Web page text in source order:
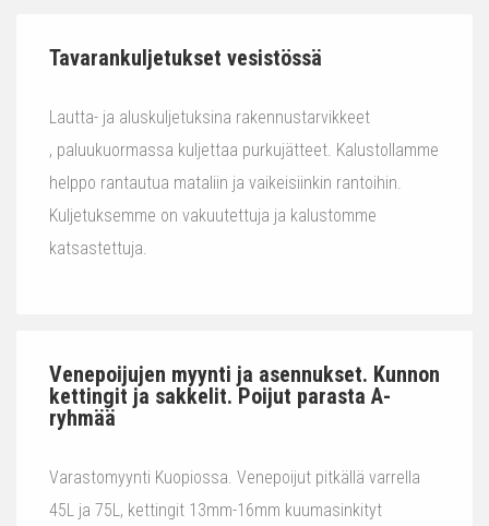
Tavarankuljetukset vesistössä
Lautta- ja aluskuljetuksina rakennustarvikkeet
, paluukuormassa kuljettaa purkujätteet. Kalustollamme
helppo rantautua mataliin ja vaikeisiinkin rantoihin.
Kuljetuksemme on vakuutettuja ja kalustomme
katsastettuja.
Venepoijujen myynti ja asennukset. Kunnon
kettingit ja sakkelit. Poijut parasta A-
ryhmää
Varastomyynti Kuopiossa. Venepoijut pitkällä varrella
45L ja 75L, kettingit 13mm-16mm kuumasinkityt